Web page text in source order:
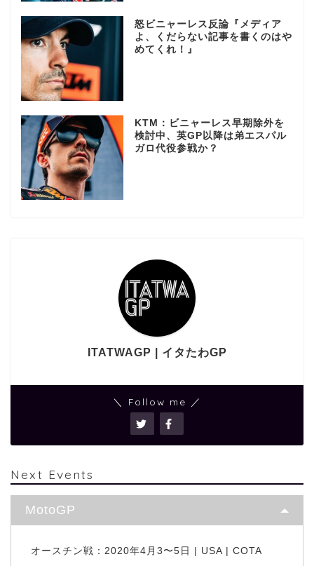
怒ビニャーレス反論『メディア
よ、くだらない記事を書くのはや
めてくれ！』
KTM：ビニャーレス早期除外を
検討中、英GP以降は弟エスパル
ガロ代役参戦か？
ITATWAGP | イタたわGP
＼ Follow me ／
Next Events
MotoGP
オースチン戦：2020年4月3〜5日 | USA | COTA